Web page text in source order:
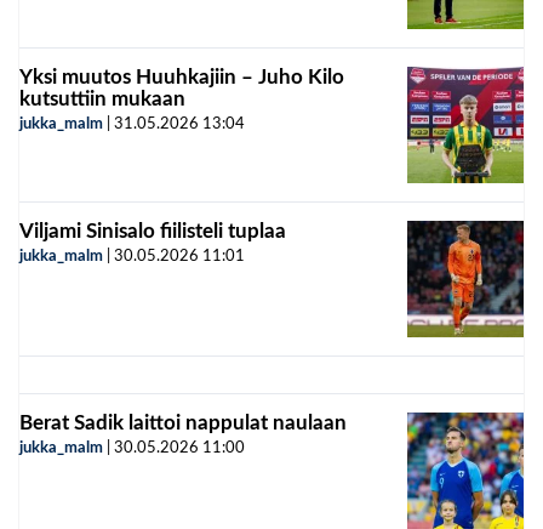
Yksi muutos Huuhkajiin – Juho Kilo
kutsuttiin mukaan
jukka_malm 31.05.2026 13:04
Viljami Sinisalo fiilisteli tuplaa
jukka_malm 30.05.2026 11:01
Berat Sadik laittoi nappulat naulaan
jukka_malm 30.05.2026 11:00